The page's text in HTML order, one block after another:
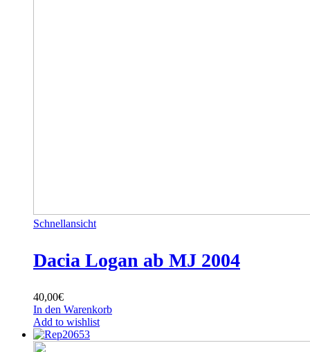
Schnellansicht
Dacia Logan ab MJ 2004
40,00€
In den Warenkorb
Add to wishlist